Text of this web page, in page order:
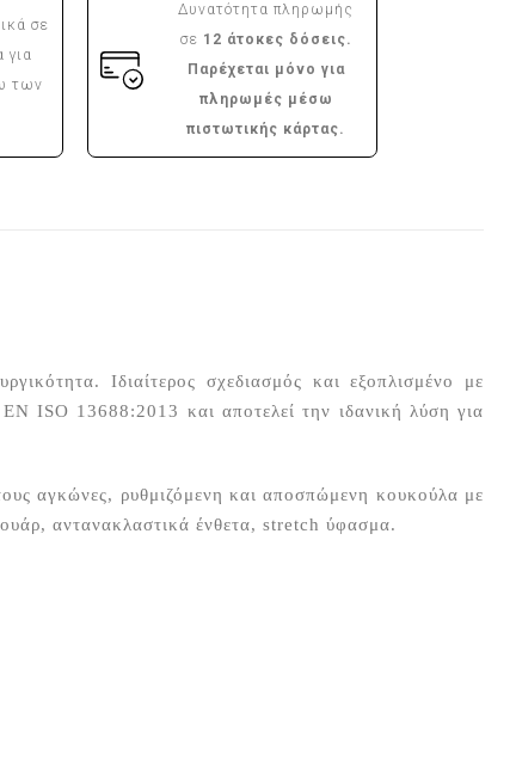
σε
για
των
Δυνατότητα πληρωμής
σε 12 άτοκες δόσεις.
Παρέχεται μόνο για
πληρωμές μέσω
πιστωτικής κάρτας.
Ιδιαίτερος σχεδιασμός και εξοπλισμένο με
ISO 13688:2013 και αποτελεί την ιδανική λύση για
αγκώνες, ρυθμιζόμενη και αποσπώμενη κουκούλα με
αντανακλαστικά ένθετα, stretch ύφασμα.